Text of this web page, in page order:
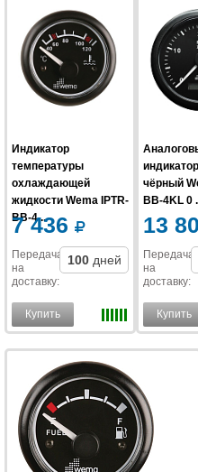
Индикатор
температуры
охлаждающей
жидкости Wema IPTR-
BB-4...
7 436
Передача
на
доставку:
100 дней
Купить
чёрный
BB-4KL 0
13
Передача
на
доставку:
Купить